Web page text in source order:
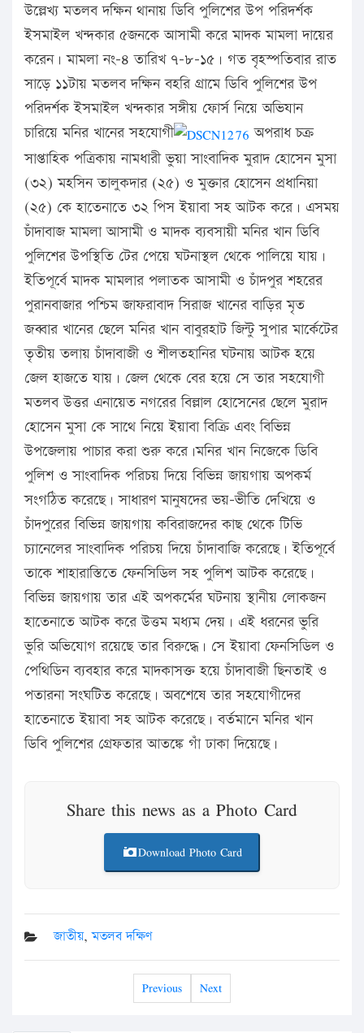
উল্লেখ্য মতলব দক্ষিন থানায় ডিবি পুলিশের উপ পরিদর্শক
ইসমাইল খন্দকার ৫জনকে আসামী করে মাদক মামলা দায়ের
করেন। মামলা নং-৪ তারিখ ৭-৮-১৫। গত বৃহস্পতিবার রাত
সাড়ে ১১টায় মতলব দক্ষিন বহরি গ্রামে ডিবি পুলিশের উপ
পরিদর্শক ইসমাইল খন্দকার সঙ্গীয় ফোর্স নিয়ে অভিযান
চারিয়ে মনির খানের সহযোগী
অপরাধ চক্র
সাপ্তাহিক পত্রিকায় নামধারী ভুয়া সাংবাদিক মুরাদ হোসেন মুসা
(৩২) মহসিন তালুকদার (২৫) ও মুক্তার হোসেন প্রধানিয়া
(২৫) কে হাতেনাতে ৩২ পিস ইয়াবা সহ আটক করে। এসময়
চাঁদাবাজ মামলা আসামী ও মাদক ব্যবসায়ী মনির খান ডিবি
পুলিশের উপস্থিতি টের পেয়ে ঘটনাস্থল থেকে পালিয়ে যায়।
ইতিপূর্বে মাদক মামলার পলাতক আসামী ও চাঁদপুর শহরের
পুরানবাজার পশ্চিম জাফরাবাদ সিরাজ খানের বাড়ির মৃত
জব্বার খানের ছেলে মনির খান বাবুরহাট জিন্টু সুপার মার্কেটের
তৃতীয় তলায় চাঁদাবাজী ও শীলতহানির ঘটনায় আটক হয়ে
জেল হাজতে যায়। জেল থেকে বের হয়ে সে তার সহযোগী
মতলব উত্তর এনায়েত নগরের বিল্লাল হোসেনের ছেলে মুরাদ
হোসেন মুসা কে সাথে নিয়ে ইয়াবা বিক্রি এবং বিভিন্ন
উপজেলায় পাচার করা শুরু করে।মনির খান নিজেকে ডিবি
পুলিশ ও সাংবাদিক পরিচয় দিয়ে বিভিন্ন জায়গায় অপকর্ম
সংগঠিত করেছে। সাধারণ মানুষদের ভয়-ভীতি দেখিয়ে ও
চাঁদপুরের বিভিন্ন জায়গায় কবিরাজদের কাছ থেকে টিভি
চ্যানেলের সাংবাদিক পরিচয় দিয়ে চাঁদাবাজি করেছে। ইতিপূর্বে
তাকে শাহারাস্তিতে ফেনসিডিল সহ পুলিশ আটক করেছে।
বিভিন্ন জায়গায় তার এই অপকর্মের ঘটনায় স্থানীয় লোকজন
হাতেনাতে আটক করে উত্তম মধ্যম দেয়। এই ধরনের ভুরি
ভুরি অভিযোগ রয়েছে তার বিরুদ্ধে। সে ইয়াবা ফেনসিডিল ও
পেথিডিন ব্যবহার করে মাদকাসক্ত হয়ে চাঁদাবাজী ছিনতাই ও
পতারনা সংঘটিত করেছে। অবশেষে তার সহযোগীদের
হাতেনাতে ইয়াবা সহ আটক করেছে। বর্তমানে মনির খান
ডিবি পুলিশের গ্রেফতার আতঙ্কে গাঁ ঢাকা দিয়েছে।
Share this news as a Photo Card
Download Photo Card
জাতীয়,মতলব দক্ষিণ
Previous Next